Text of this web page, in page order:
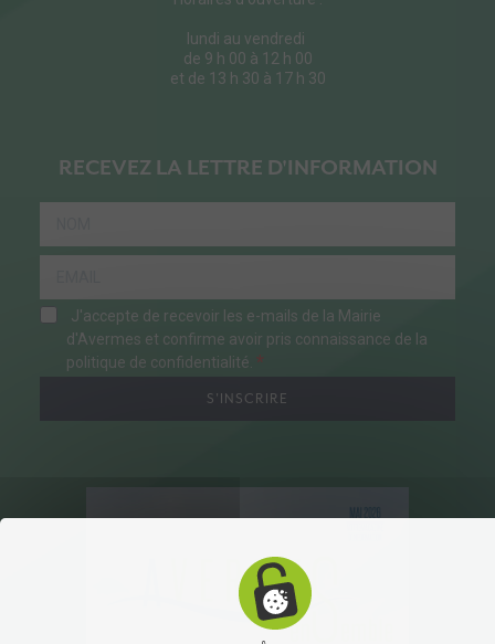
lundi au vendredi
de 9 h 00 à 12 h 00
et de 13 h 30 à 17 h 30
RECEVEZ LA LETTRE D'INFORMATION
J'accepte de recevoir les e-mails de la Mairie
d'Avermes et confirme avoir pris connaissance de la
politique de confidentialité.
S'INSCRIRE